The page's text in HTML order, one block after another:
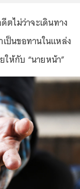
ตไม่ว่าจะเดินทาง
ป็นขอทานในแหล่ง
ห้กับ “นายหน้า”